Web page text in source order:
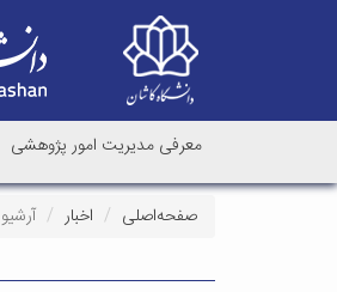
معرفی مدیریت امور پژوهشی
صفحه‌اصلی اخبار آرشیو